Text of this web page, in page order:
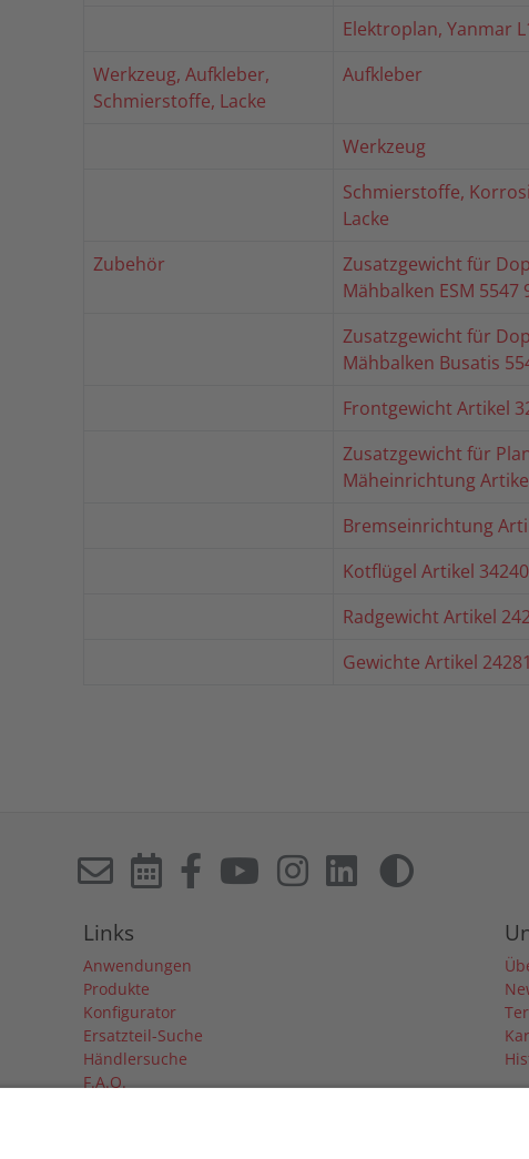
Elektroplan, Yanmar
Werkzeug, Aufkleber,
Schmierstoffe, Lacke
Aufkleber
Werkzeug
Schmierstoffe,
Lacke
Zubehör
Zusatzgewicht für
Mähbalken ESM 5547
Zusatzgewicht für
Mähbalken Busatis
Frontgewicht Artikel
Zusatzgewicht für
Mäheinrichtung Artikel
Bremseinrichtung
Kotflügel Artikel
Radgewicht Artikel
Gewichte Artikel
Links
Anwendungen
Produkte
Konfigurator
Ersatzteil-Suche
Händlersuche
F.A.Q.